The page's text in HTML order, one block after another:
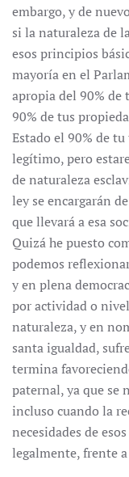
embargo, y de
si la naturaleza de
esos principios
mayoría en el
apropia del 90% de
90% de tus
Estado el 90% de
legítimo, pero
de naturaleza
ley se encargarán
que llevará a esa
Quizá he puesto
podemos
y en plena
por actividad o
naturaleza, y en
santa igualdad,
termina
paternal, ya que se
incluso cuando la
necesidades de
legalmente, frente